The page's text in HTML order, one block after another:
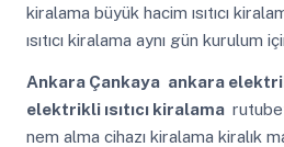
kiralama büyük hacim ısıtıcı
ısıtıcı kiralama aynı gün kurulum
Ankara Çankaya ankara
elektrikli ısıtıcı kiralama
nem alma cihazı kiralama kiralık